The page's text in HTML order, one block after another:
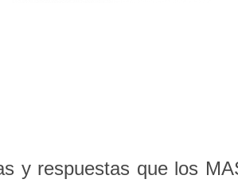
y respuestas que los